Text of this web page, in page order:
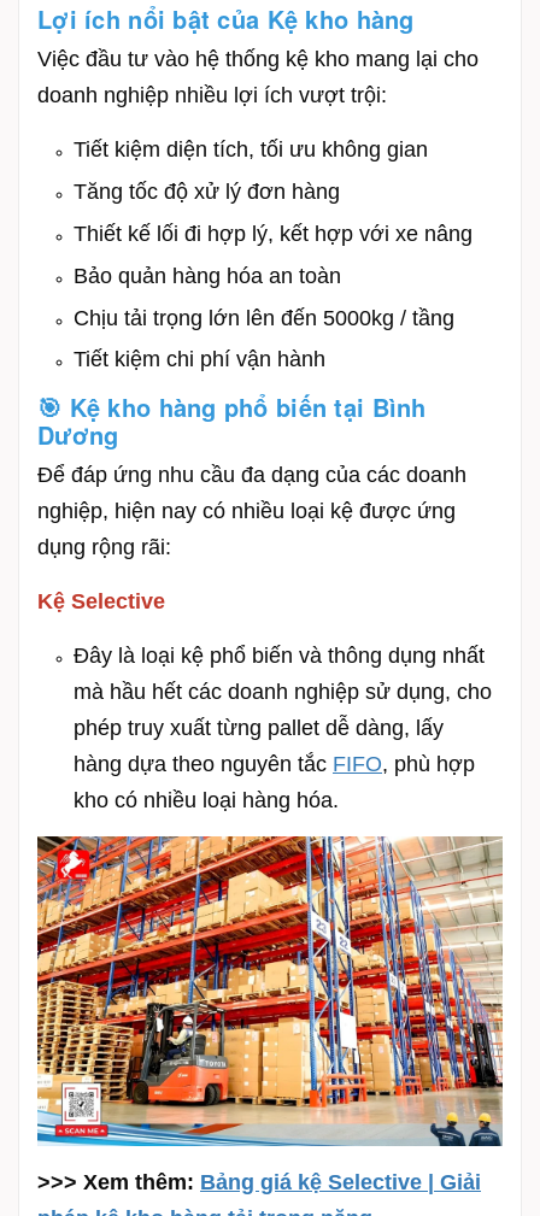
Lợi ích nổi bật của Kệ kho hàng
Việc đầu tư vào hệ thống kệ kho mang lại cho
doanh nghiệp nhiều lợi ích vượt trội:
Tiết kiệm diện tích, tối ưu không gian
Tăng tốc độ xử lý đơn hàng
Thiết kế lối đi hợp lý, kết hợp với xe nâng
Bảo quản hàng hóa an toàn
Chịu tải trọng lớn lên đến 5000kg / tầng
Tiết kiệm chi phí vận hành
🎯 Kệ kho hàng phổ biến tại Bình
Dương
Để đáp ứng nhu cầu đa dạng của các doanh
nghiệp, hiện nay có nhiều loại kệ được ứng
dụng rộng rãi:
Kệ Selective
Đây là loại kệ phổ biến và thông dụng nhất
mà hầu hết các doanh nghiệp sử dụng, cho
phép truy xuất từng pallet dễ dàng, lấy
hàng dựa theo nguyên tắc FIFO, phù hợp
kho có nhiều loại hàng hóa.
>>> Xem thêm: Bảng giá kệ Selective | Giải